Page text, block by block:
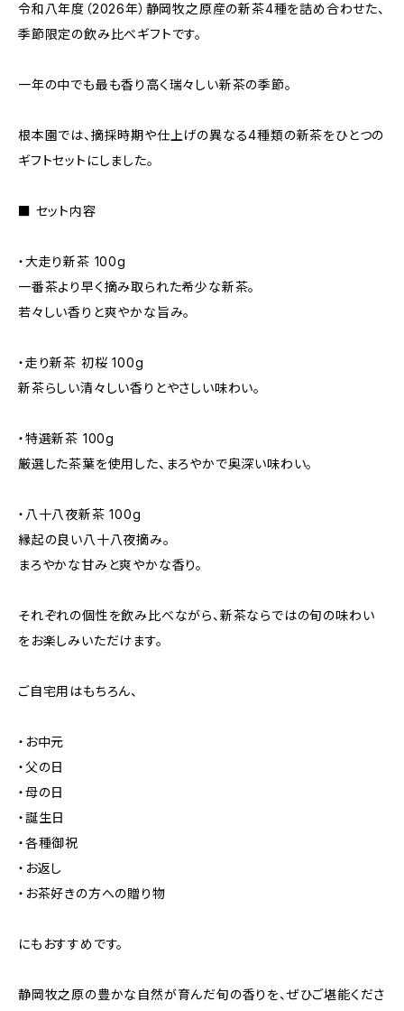
令和八年度（2026年）静岡牧之原産の新茶4種を詰め合わせた、
季節限定の飲み比べギフトです。
一年の中でも最も香り高く瑞々しい新茶の季節。
根本園では、摘採時期や仕上げの異なる4種類の新茶をひとつの
ギフトセットにしました。
■ セット内容
・大走り新茶 100g
一番茶より早く摘み取られた希少な新茶。
若々しい香りと爽やかな旨み。
・走り新茶 初桜 100g
新茶らしい清々しい香りとやさしい味わい。
・特選新茶 100g
厳選した茶葉を使用した、まろやかで奥深い味わい。
・八十八夜新茶 100g
縁起の良い八十八夜摘み。
まろやかな甘みと爽やかな香り。
それぞれの個性を飲み比べながら、新茶ならではの旬の味わい
をお楽しみいただけます。
ご自宅用はもちろん、
・お中元
・父の日
・母の日
・誕生日
・各種御祝
・お返し
・お茶好きの方への贈り物
にもおすすめです。
静岡牧之原の豊かな自然が育んだ旬の香りを、ぜひご堪能くださ